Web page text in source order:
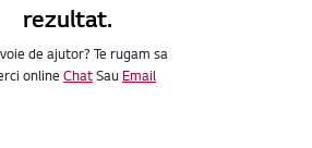
rezultat.
de ajutor? Te rugam sa
online ChatSau Email